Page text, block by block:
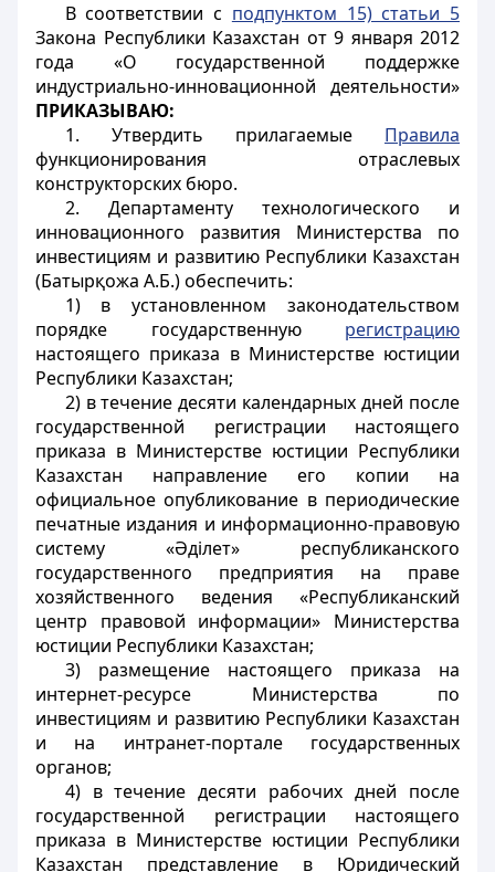
В соответствии с подпунктом 15) статьи 5
Закона Республики Казахстан от 9 января 2012
года «О государственной поддержке
индустриально-инновационной деятельности»
ПРИКАЗЫВАЮ:
1. Утвердить прилагаемые Правила
функционирования отраслевых
конструкторских бюро.
2. Департаменту технологического и
инновационного развития Министерства по
инвестициям и развитию Республики Казахстан
(Батырқожа А.Б.) обеспечить:
1) в установленном законодательством
порядке государственную регистрацию
настоящего приказа в Министерстве юстиции
Республики Казахстан;
2) в течение десяти календарных дней после
государственной регистрации настоящего
приказа в Министерстве юстиции Республики
Казахстан направление его копии на
официальное опубликование в периодические
печатные издания и информационно-правовую
систему «Әділет» республиканского
государственного предприятия на праве
хозяйственного ведения «Республиканский
центр правовой информации» Министерства
юстиции Республики Казахстан;
3) размещение настоящего приказа на
интернет-ресурсе Министерства по
инвестициям и развитию Республики Казахстан
и на интранет-портале государственных
органов;
4) в течение десяти рабочих дней после
государственной регистрации настоящего
приказа в Министерстве юстиции Республики
Казахстан представление в Юридический